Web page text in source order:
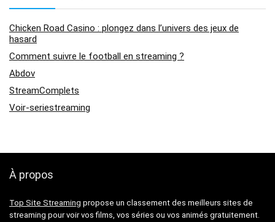
Chicken Road Casino : plongez dans l’univers des jeux de
hasard
Comment suivre le football en streaming ?
Abdov
StreamComplets
Voir-seriestreaming
À propos
Top Site Streaming propose un classement des meilleurs sites de
streaming pour voir vos films, vos séries ou vos animés gratuitement.